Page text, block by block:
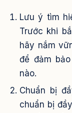
Lưu ý tìm
Trước khi
hãy nắm
để đảm
nào.
Chuẩn bị
chuẩn bị